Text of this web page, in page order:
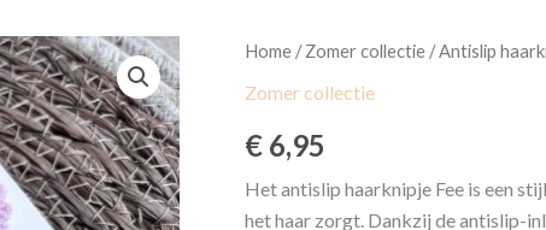
Home/Zomer collectie/ Antislip
Zomer collectie
€6,95
Het antislip haarknipje Fee is een
het haar zorgt. Dankzij de antislip-
Antislip
Fee